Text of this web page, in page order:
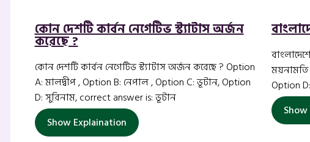
কোন দেশটি কার্বন নেগেটিভ স্ট্যাটাস অর্জন
করেছে ?
কোন দেশটি কার্বন নেগেটিভ স্ট্যাটাস অর্জন করেছে ? Option
A: মালদ্বীপ , Option B: নেপাল , Option C: ভূটান, Option
D: সুরিনাম, correct answer is: ভূটান
Show Explaination
ময়নামতি
Option